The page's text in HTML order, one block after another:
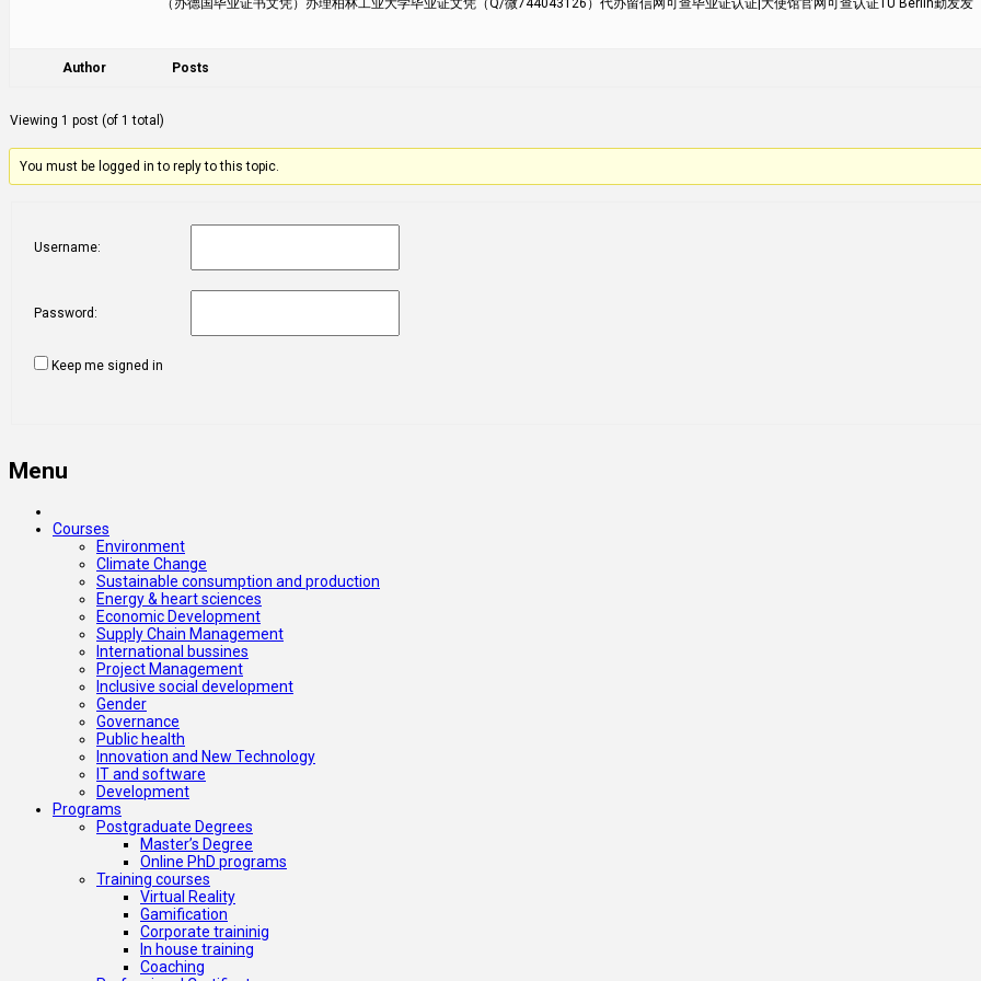
Author Posts
Viewing 1 post (of 1 total)
You must be logged in to reply to this topic.
Username:
Password:
Keep me signed in
Menu
Courses
Environment
Climate Change
Sustainable consumption and production
Energy & heart sciences
Economic Development
Supply Chain Management
International bussines
Project Management
Inclusive social development
Gender
Governance
Public health
Innovation and New Technology
IT and software
Development
Programs
Postgraduate Degrees
Master’s Degree
Online PhD programs
Training courses
Virtual Reality
Gamification
Corporate traininig
In house training
Coaching